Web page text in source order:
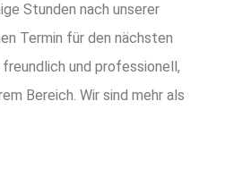
Stunden nach unserer
Termin für den nächsten
und professionell,
Bereich. Wir sind mehr als